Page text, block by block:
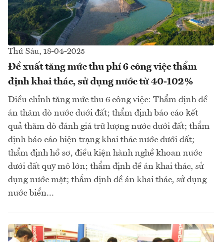
Thứ Sáu, 18-04-2025
Đề xuất tăng mức thu phí 6 công việc thẩm
định khai thác, sử dụng nước từ 40-102%
Điều chỉnh tăng mức thu 6 công việc: Thẩm định đề
án thăm dò nước dưới đất; thẩm định báo cáo kết
quả thăm dò đánh giá trữ lượng nước dưới đất; thẩm
định báo cáo hiện trạng khai thác nước dưới đất;
thẩm định hồ sơ, điều kiện hành nghề khoan nước
dưới đất quy mô lớn; thẩm định đề án khai thác, sử
dụng nước mặt; thẩm định đề án khai thác, sử dụng
nước biển...